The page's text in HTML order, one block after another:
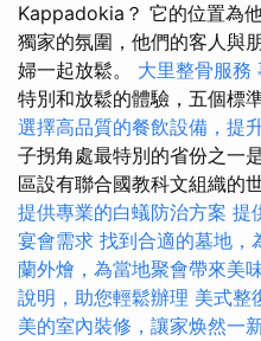
Kappadokia？ 它的位置為
獨家的氛圍，他們的客人與
婦一起放鬆。 大里整骨服務
特別和放鬆的體驗，五個標
選擇高品質的餐飲設備，提
子拐角處最特別的省份之一
區設有聯合國教科文組織的
提供專業的白蟻防治方案 提
宴會需求 找到合適的墓地，
蘭外燴，為當地聚會帶來美
說明，助您輕鬆辦理 美式整
美的室內裝修，讓家焕然一